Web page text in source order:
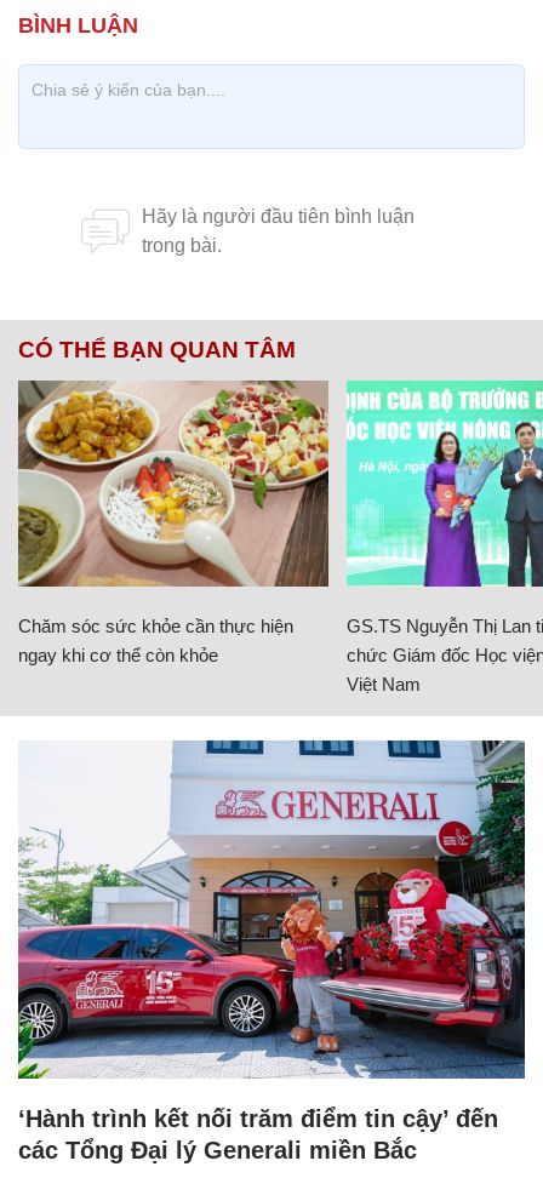
CÓ THỂ BẠN QUAN TÂM
Chăm sóc sức khỏe cần thực hiện
ngay khi cơ thể còn khỏe
GS.TS Nguyễn Thị Lan
chức Giám đốc Học
Việt Nam
‘Hành trình kết nối trăm điểm tin cậy’ đến
các Tổng Đại lý Generali miền Bắc